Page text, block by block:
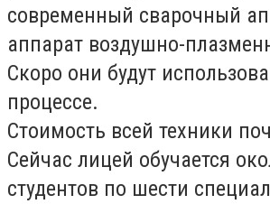
современный сварочный
аппарат воздушно-
Скоро они будут
процессе.
Стоимость всей техники
Сейчас лицей обучается
студентов по шести